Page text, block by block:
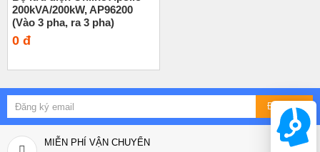
200kVA/200kW, AP96200
(Vào 3 pha, ra 3 pha)
0 đ
Đăng ký
MIỄN PHÍ VẬN CHUYỂN